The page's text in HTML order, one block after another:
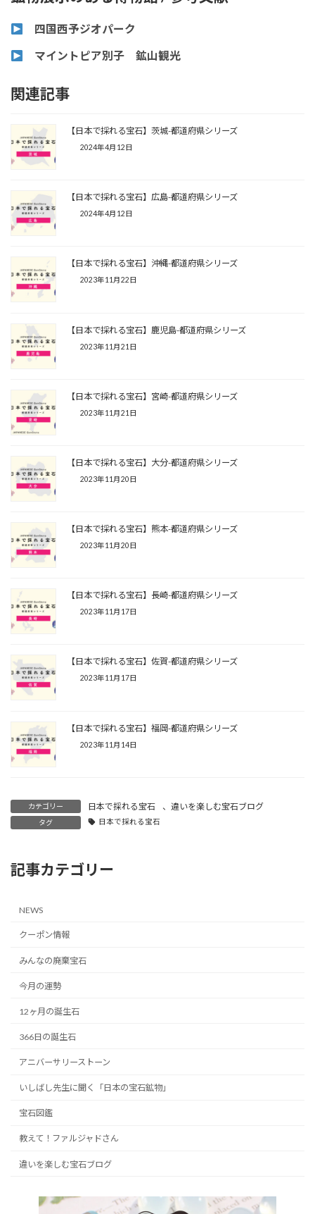
四国西予ジオパーク
マイントピア別子 鉱山観光
関連記事
【日本で採れる宝石】茨城-都道府県シリーズ
2024年4月12日
【日本で採れる宝石】広島-都道府県シリーズ
2024年4月12日
【日本で採れる宝石】沖縄-都道府県シリーズ
2023年11月22日
【日本で採れる宝石】鹿児島-都道府県シリーズ
2023年11月21日
【日本で採れる宝石】宮崎-都道府県シリーズ
2023年11月21日
【日本で採れる宝石】大分-都道府県シリーズ
2023年11月20日
【日本で採れる宝石】熊本-都道府県シリーズ
2023年11月20日
【日本で採れる宝石】長崎-都道府県シリーズ
2023年11月17日
【日本で採れる宝石】佐賀-都道府県シリーズ
2023年11月17日
【日本で採れる宝石】福岡-都道府県シリーズ
2023年11月14日
カテゴリー 日本で採れる宝石 、 違いを楽しむ宝石ブログ
タグ 日本で採れる宝石
記事カテゴリー
NEWS
クーポン情報
みんなの廃棄宝石
今月の運勢
12ヶ月の誕生石
366日の誕生石
アニバーサリーストーン
いしばし先生に聞く「日本の宝石鉱物」
宝石図鑑
教えて！ファルジャドさん
違いを楽しむ宝石ブログ